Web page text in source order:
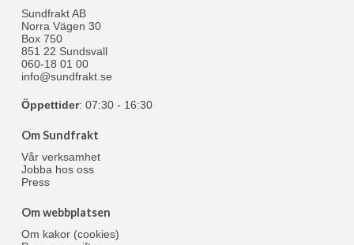
Sundfrakt AB
Norra Vägen 30
Box 750
851 22 Sundsvall
060-18 01 00
info@sundfrakt.se
Öppettider: 07:30 - 16:30
Om Sundfrakt
Vår verksamhet
Jobba hos oss
Press
Om webbplatsen
Om kakor (cookies)